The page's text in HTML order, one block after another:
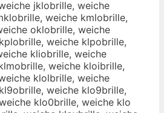
jklobrille, weiche
weiche kmlobrille,
oklobrille, weiche
weiche klpobrille,
kliobrille, weiche
weiche kloibrille,
klolbrille, weiche
weiche klo9brille,
klo0brille, weiche klo